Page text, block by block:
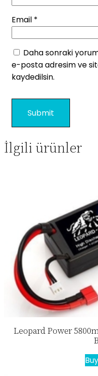
Email *
Daha sonraki
e-posta adresim ve
kaydedilsin.
İlgili ürünler
Leopard Power